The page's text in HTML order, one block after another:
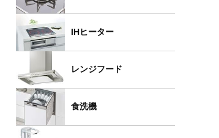
IHヒーター
レンジフード
食洗機